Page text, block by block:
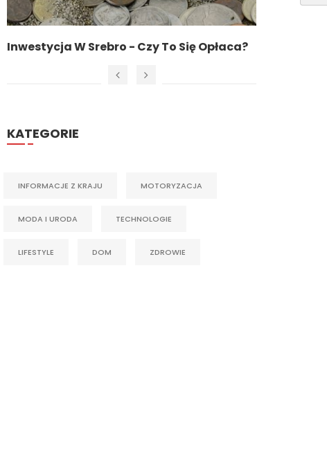
Inwestycja W Srebro - Czy To Się Opłaca?
KATEGORIE
INFORMACJE Z KRAJU MOTORYZACJA
MODA I URODA TECHNOLOGIE
LIFESTYLE DOM ZDROWIE